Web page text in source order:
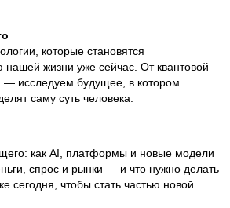
которые становятся
жизни уже сейчас. От квантовой
— исследуем будущее, в котором
саму суть человека.
как AI, платформы и новые модели
спрос и рынки — и что нужно делать
сегодня, чтобы стать частью новой